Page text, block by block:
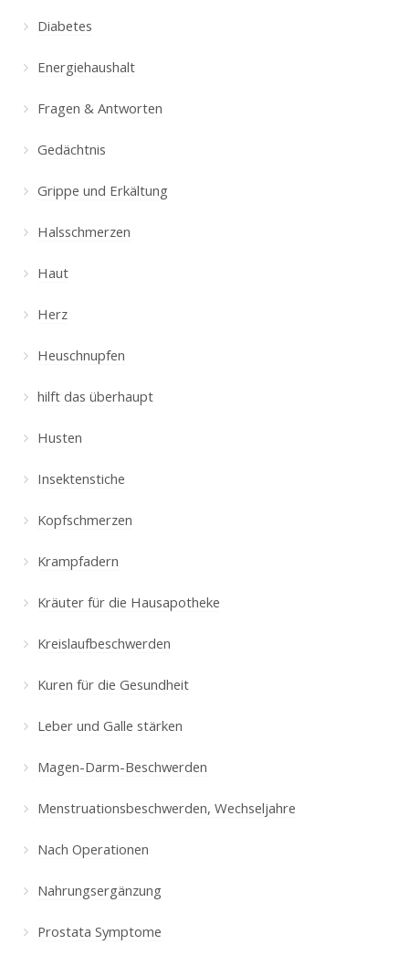
Diabetes
Energiehaushalt
Fragen & Antworten
Gedächtnis
Grippe und Erkältung
Halsschmerzen
Haut
Herz
Heuschnupfen
hilft das überhaupt
Husten
Insektenstiche
Kopfschmerzen
Krampfadern
Kräuter für die Hausapotheke
Kreislaufbeschwerden
Kuren für die Gesundheit
Leber und Galle stärken
Magen-Darm-Beschwerden
Menstruationsbeschwerden, Wechseljahre
Nach Operationen
Nahrungsergänzung
Prostata Symptome